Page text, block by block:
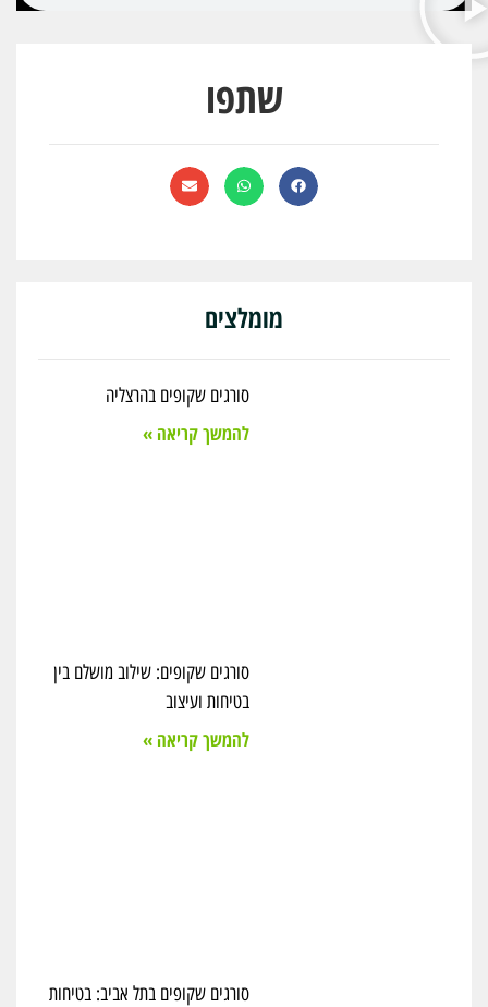
שתפו
מומלצים
סורגים שקופים בהרצליה
להמשך קריאה »
סורגים שקופים: שילוב מושלם בין
בטיחות ועיצוב
להמשך קריאה »
סורגים שקופים בתל אביב: בטיחות